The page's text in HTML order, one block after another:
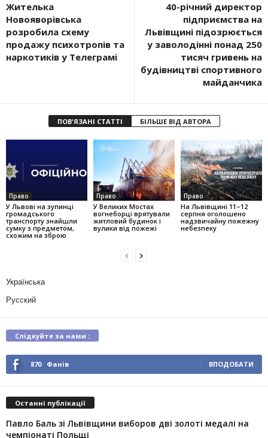
Жителька
Новояворівська
розробила схему
продажу психотропів та
наркотиків у Телеграмі
40-річний директор
підприємства на
Львівщині підозрюється
у заволодінні понад 250
тисяч гривень на
будівництві спортивного
майданчика
ПОВ'ЯЗАНІ СТАТТІ БІЛЬШЕ ВІД АВТОРА
Право
У Львові на зупинці
громадського
транспорту знайшли
сумку з предметом,
схожим на зброю
Право
У Великих Мостах
вогнеборці врятували
житловий будинок і
вулики від пожежі
Право
На Львівщині 11–12
серпня оголошено
надзвичайну пожежну
небезпеку
Українська
Русский
Слідкуйте за нами :
870 Фанів ВПОДОБАТИ
Останні публікації
Павло Баль зі Львівщини виборов дві золоті медалі на
чемпіонаті Польщі